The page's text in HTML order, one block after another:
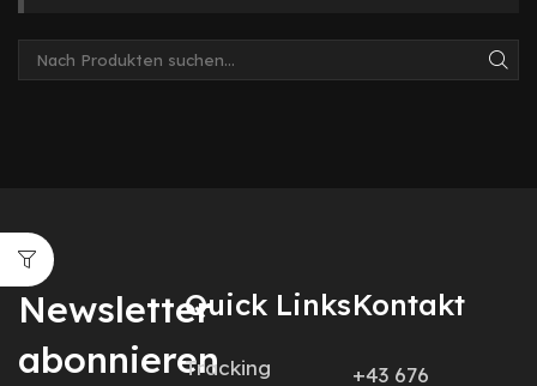
Newsletter
abonnieren
Quick Links
Tracking
Kontakt
+43 676